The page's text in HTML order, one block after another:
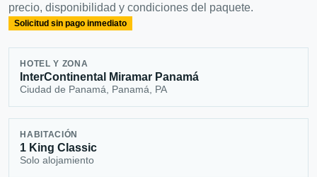
precio, disponibilidad y condiciones del paquete.
Solicitud sin pago inmediato
HOTEL Y ZONA
InterContinental Miramar Panamá
Ciudad de Panamá, Panamá, PA
HABITACIÓN
1 King Classic
Solo alojamiento